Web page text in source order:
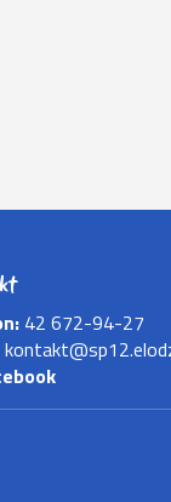
42 672-94-27